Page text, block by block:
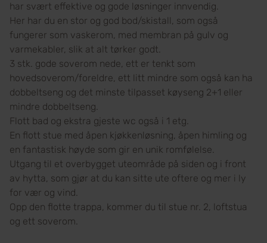
har svært effektive og gode løsninger innvendig.
Her har du en stor og god bod/skistall, som også
fungerer som vaskerom, med membran på gulv og
varmekabler, slik at alt tørker godt.
3 stk. gode soverom nede, ett er tenkt som
hovedsoverom/foreldre, ett litt mindre som også kan ha
dobbeltseng og det minste tilpasset køyseng 2+1 eller
mindre dobbeltseng.
Flott bad og ekstra gjeste wc også i 1 etg.
En flott stue med åpen kjøkkenløsning, åpen himling og
en fantastisk høyde som gir en unik romfølelse.
Utgang til et overbygget uteområde på siden og i front
av hytta, som gjør at du kan sitte ute oftere og mer i ly
for vær og vind.
Opp den flotte trappa, kommer du til stue nr. 2, loftstua
og ett soverom.